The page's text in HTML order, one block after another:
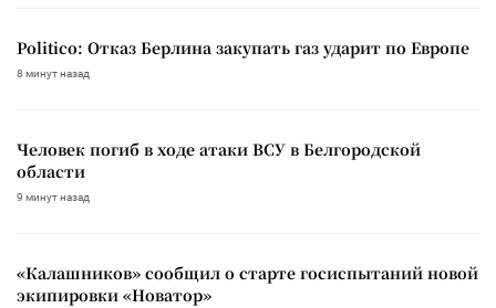
Politico: Отказ Берлина закупать газ ударит по Европе
8 минут назад
Человек погиб в ходе атаки ВСУ в Белгородской
области
9 минут назад
«Калашников» сообщил о старте госиспытаний новой
экипировки «Новатор»